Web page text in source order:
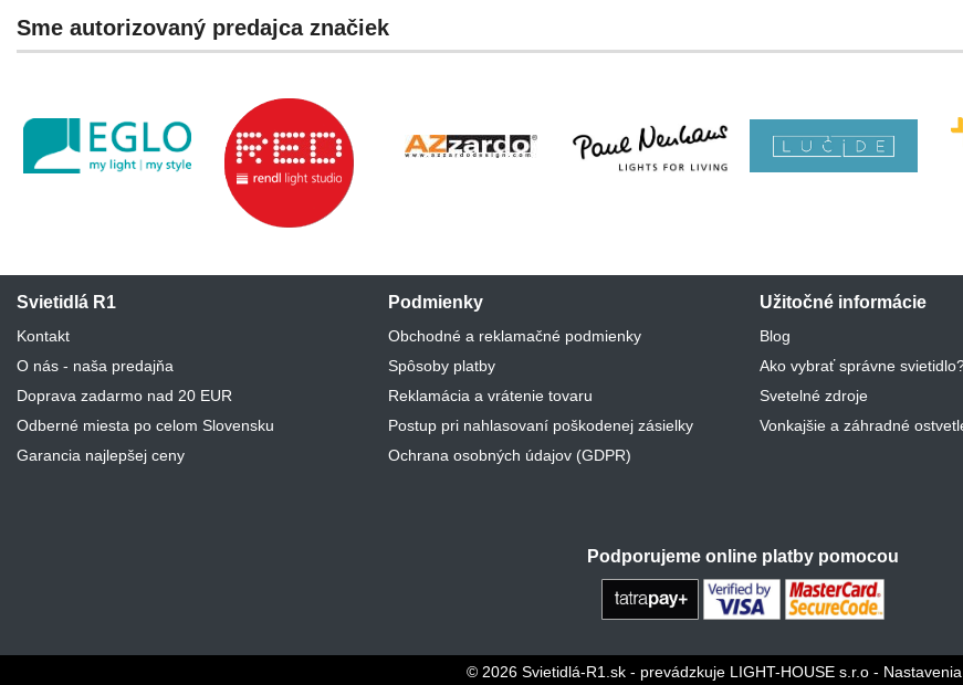
Sme autorizovaný predajca značiek
Svietidlá R1
Kontakt
O nás - naša predajňa
Doprava zadarmo nad 20 EUR
Odberné miesta po celom Slovensku
Garancia najlepšej ceny
Podmienky
Obchodné a reklamačné podmienky
Spôsoby platby
Reklamácia a vrátenie tovaru
Postup pri nahlasovaní poškodenej zásielky
Ochrana osobných údajov (GDPR)
Užitočné informácie
Blog
Ako vybrať správne
Svetelné zdroje
Vonkajšie a záhradné
Podporujeme online platby pomocou
© 2026 Svietidlá-R1.sk - prevádzkuje LIGHT-HOUSE s.r.o -